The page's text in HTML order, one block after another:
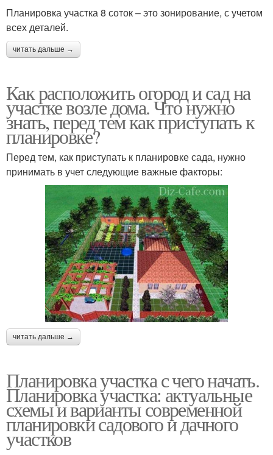
Планировка участка 8 соток – это зонирование, с учетом
всех деталей.
читать дальше →
Как расположить огород и сад на
участке возле дома. Что нужно
знать, перед тем как приступать к
планировке?
Перед тем, как приступать к планировке сада, нужно
принимать в учет следующие важные факторы:
читать дальше →
Планировка участка с чего начать.
Планировка участка: актуальные
схемы и варианты современной
планировки садового и дачного
участков